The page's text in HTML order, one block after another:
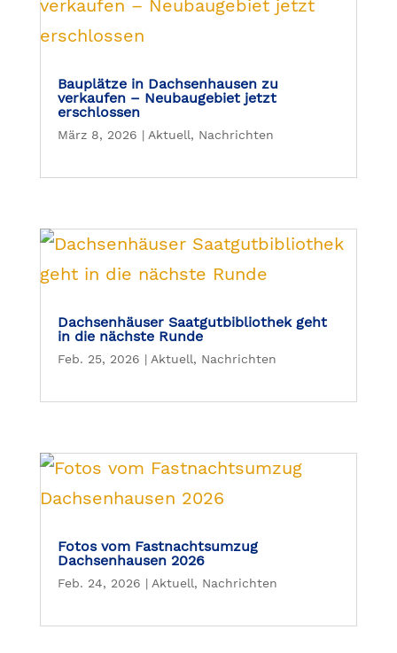
Bauplätze in Dachsenhausen zu
verkaufen – Neubaugebiet jetzt
erschlossen
März 8, 2026 | Aktuell, Nachrichten
Dachsenhäuser Saatgutbibliothek geht
in die nächste Runde
Feb. 25, 2026 | Aktuell, Nachrichten
Fotos vom Fastnachtsumzug
Dachsenhausen 2026
Feb. 24, 2026 | Aktuell, Nachrichten